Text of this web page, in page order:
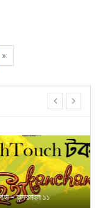
»
অন্দরমহল ১১
prev